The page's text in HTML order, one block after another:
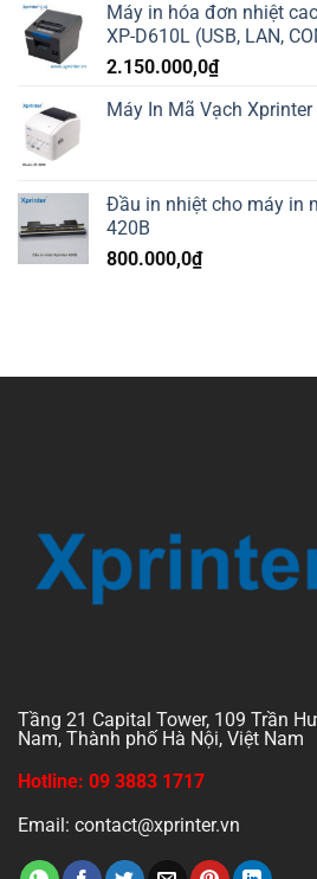
Máy in hóa đơn nhiệt
XP-D610L (USB, LAN,
2.150.000,0₫
Máy In Mã Vạch
Đầu in nhiệt cho máy in
420B
800.000,0₫
Tầng 21 Capital Tower, 109 Trần
Nam, Thành phố Hà Nội, Việt Nam
Hotline: 09 3883 1717
Email: contact@xprinter.vn